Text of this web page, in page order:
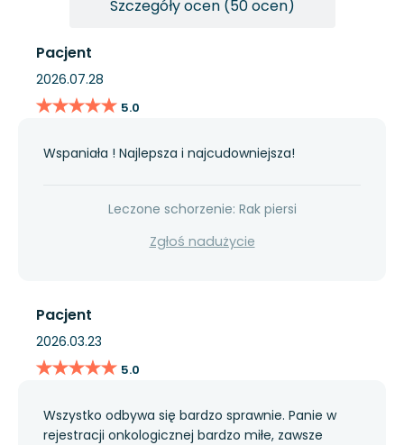
Szczegóły ocen (50 ocen)
Pacjent
2026.07.28
★★★★★
★★★★★ 5.0
Wspaniała ! Najlepsza i najcudowniejsza!
Leczone schorzenie: Rak piersi
Zgłoś nadużycie
Pacjent
2026.03.23
★★★★★
★★★★★ 5.0
Wszystko odbywa się bardzo sprawnie. Panie w
rejestracji onkologicznej bardzo miłe, zawsze